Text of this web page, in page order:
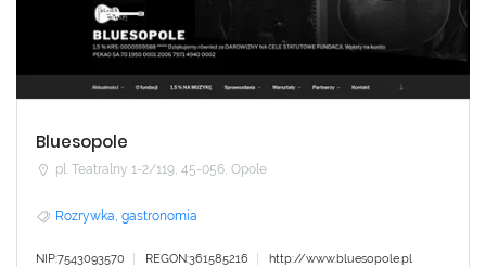
Bluesopole
pl. Teatralny 1-2/119, 45-056, Opole
Rozrywka, gastronomia
NIP:7543093570 REGON:361585216 http://www.bluesopole.pl